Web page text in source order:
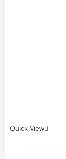
Quick View